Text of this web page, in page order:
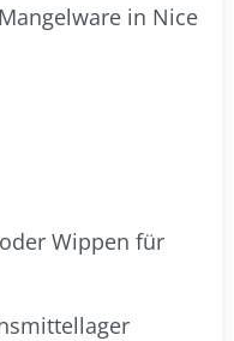
in Nice
Wippen für